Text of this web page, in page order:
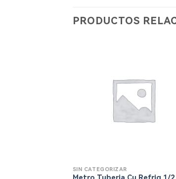
PRODUCTOS
SIN CATEGORIZAR